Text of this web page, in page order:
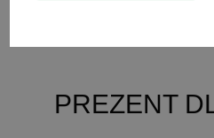
PREZENT